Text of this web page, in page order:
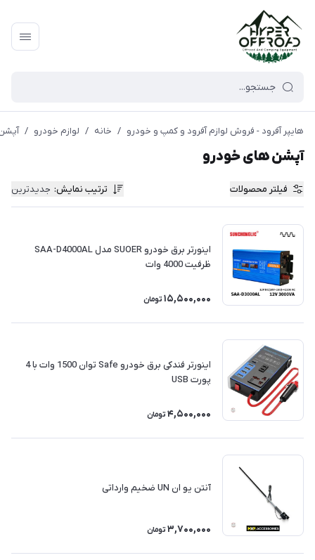
هایپر آفرود - فروش لوازم آفرود و کمپ و خودرو / خانه / لوازم خودرو /
آپشن های خودرو
فیلتر محصولات ترتیب نمایش: جدیدترین
اینورتر برق خودرو SUOER مدل SAA-D4000AL
ظرفیت 4000 وات
15,500,000 تومان
اینورتر فندکی برق خودرو Safe توان 1500 وات با 4
پورت USB
4,500,000 تومان
آنتن یو ان UN ضخیم وارداتی
3,700,000 تومان